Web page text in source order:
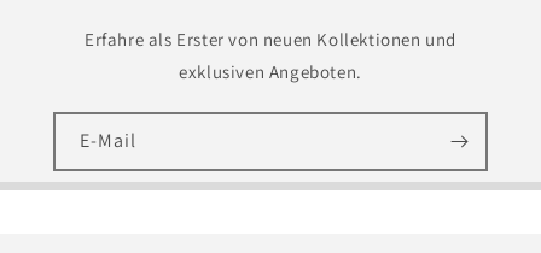
Erfahre als Erster von neuen Kollektionen und
exklusiven Angeboten.
E-Mail